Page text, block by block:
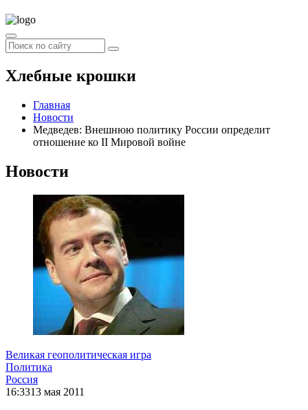
Хлебные крошки
Главная
Новости
Медведев: Внешнюю политику России определит
отношение ко II Мировой войне
Новости
Великая геополитическая игра
Политика
Россия
16:3313 мая 2011